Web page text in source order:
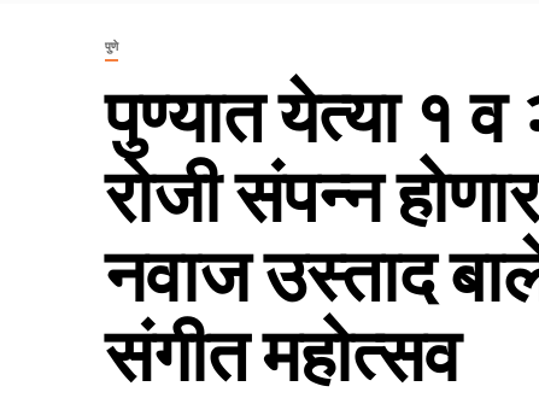
पुणे
पुण्यात येत्या १
रोजी संपन्न
नवाज उस्ताद
संगीत महोत्सव